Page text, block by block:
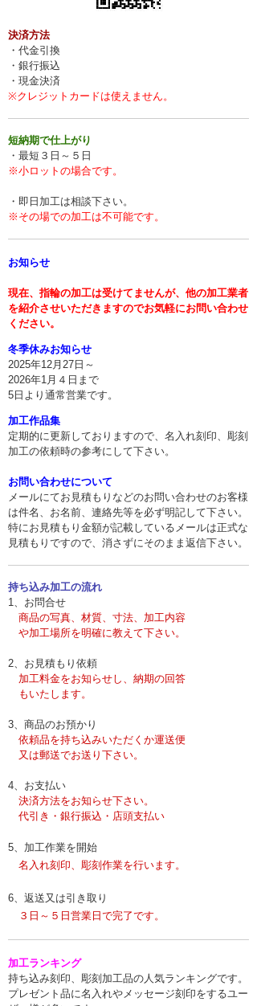
決済方法
・代金引換
・銀行振込
・現金決済
※クレジットカードは使えません。
短納期で仕上がり
・最短３日～５日
※小ロットの場合です。
・即日加工は相談下さい。
※その場での加工は不可能です。
お知らせ
現在、指輪の加工は受けてませんが、他の加工業者
を紹介させいただきますのでお気軽にお問い合わせ
ください。
冬季休みお知らせ
2025年12月27日～
2026年1月４日まで
5日より通常営業です。
加工作品集
定期的に更新しておりますので、名入れ刻印、彫刻
加工の依頼時の参考にして下さい。
お問い合わせについて
メールにてお見積もりなどのお問い合わせのお客様
は件名、お名前、連絡先等を必ず明記して下さい。
特にお見積もり金額が記載しているメールは正式な
見積もりですので、消さずにそのまま返信下さい。
持ち込み加工の流れ
1、お問合せ
商品の写真、材質、寸法、加工内容
や加工場所を明確に教えて下さい。
2、お見積もり依頼
加工料金をお知らせし、納期の回答
もいたします。
3、商品のお預かり
依頼品を持ち込みいただくか運送便
又は郵送でお送り下さい。
4、お支払い
決済方法をお知らせ下さい。
代引き・銀行振込・店頭支払い
5、 加工作業を開始
名入れ刻印、彫刻作業を行います。
6、 返送又は引き取り
３日～５日営業日で完了です。
加工ランキング
持ち込み刻印、彫刻加工品の人気ランキングです。
プレゼント品に名入れやメッセージ刻印をするユー